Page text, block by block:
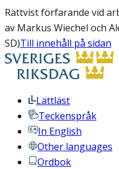
Rättvist förfarande vid
av Markus Wiechel och
SD)Till innehåll på sidan
Lättläst
Teckenspråk
In English
Other languages
Ordbok